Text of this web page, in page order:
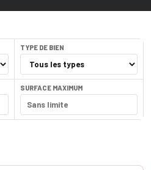
TYPE DE BIEN
SURFACE MAXIMUM